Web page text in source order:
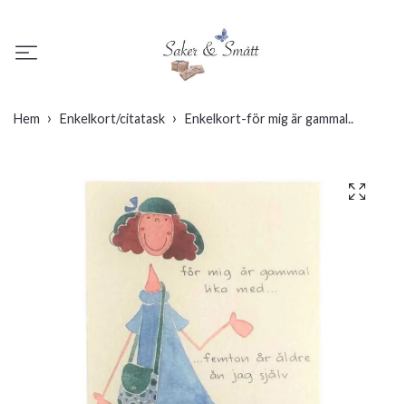
Hem Enkelkort/citatask Enkelkort-för mig är gammal..